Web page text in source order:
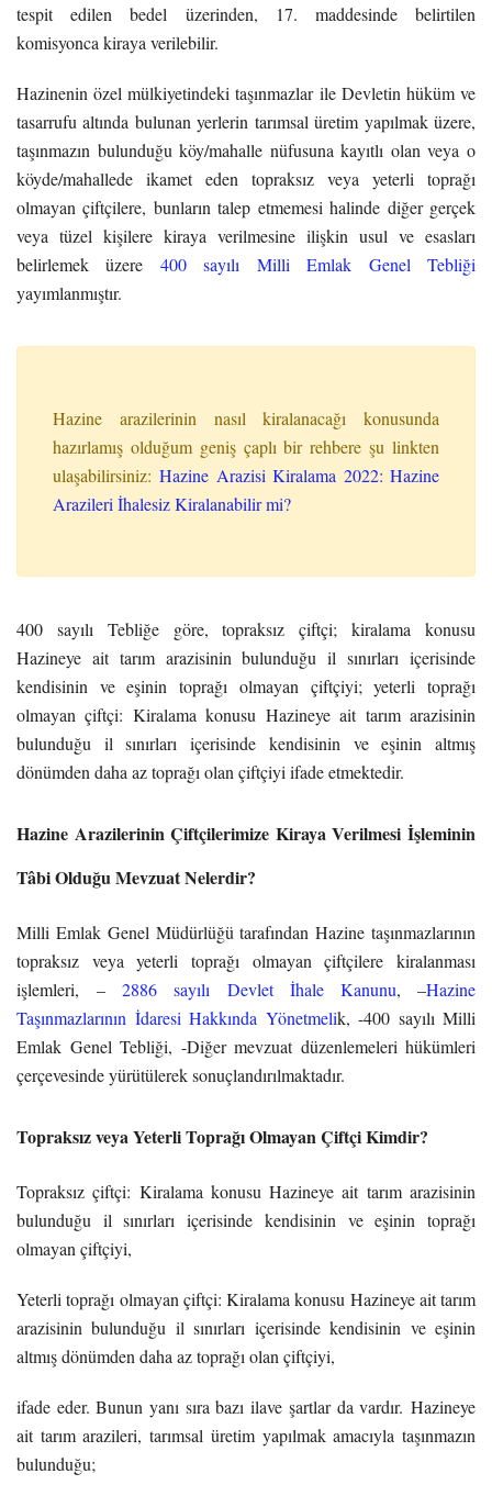
tespit edilen bedel üzerinden, 17. maddesinde belirtilen
komisyonca kiraya verilebilir.
Hazinenin özel mülkiyetindeki taşınmazlar ile Devletin hüküm ve
tasarrufu altında bulunan yerlerin tarımsal üretim yapılmak üzere,
taşınmazın bulunduğu köy/mahalle nüfusuna kayıtlı olan veya o
köyde/mahallede ikamet eden topraksız veya yeterli toprağı
olmayan çiftçilere, bunların talep etmemesi halinde diğer gerçek
veya tüzel kişilere kiraya verilmesine ilişkin usul ve esasları
belirlemek üzere 400 sayılı Milli Emlak Genel Tebliği
yayımlanmıştır.
Hazine arazilerinin nasıl kiralanacağı konusunda
hazırlamış olduğum geniş çaplı bir rehbere şu linkten
ulaşabilirsiniz:Hazine Arazisi Kiralama 2022: Hazine
Arazileri İhalesiz Kiralanabilir mi?
400 sayılı Tebliğe göre, topraksız çiftçi; kiralama konusu
Hazineye ait tarım arazisinin bulunduğu il sınırları içerisinde
kendisinin ve eşinin toprağı olmayan çiftçiyi; yeterli toprağı
olmayan çiftçi: Kiralama konusu Hazineye ait tarım arazisinin
bulunduğu il sınırları içerisinde kendisinin ve eşinin altmış
dönümden daha az toprağı olan çiftçiyi ifade etmektedir.
Hazine Arazilerinin Çiftçilerimize Kiraya Verilmesi İşleminin
Tâbi Olduğu Mevzuat Nelerdir?
Milli Emlak Genel Müdürlüğü tarafından Hazine taşınmazlarının
topraksız veya yeterli toprağı olmayan çiftçilere kiralanması
işlemleri, –2886 sayılı Devlet İhale Kanunu, –Hazine
Taşınmazlarının İdaresi Hakkında Yönetmelik, -400 sayılı Milli
Emlak Genel Tebliği, -Diğer mevzuat düzenlemeleri hükümleri
çerçevesinde yürütülerek sonuçlandırılmaktadır.
Topraksız veya Yeterli Toprağı Olmayan Çiftçi Kimdir?
Topraksız çiftçi: Kiralama konusu Hazineye ait tarım arazisinin
bulunduğu il sınırları içerisinde kendisinin ve eşinin toprağı
olmayan çiftçiyi,
Yeterli toprağı olmayan çiftçi: Kiralama konusu Hazineye ait tarım
arazisinin bulunduğu il sınırları içerisinde kendisinin ve eşinin
altmış dönümden daha az toprağı olan çiftçiyi,
ifade eder. Bunun yanı sıra bazı ilave şartlar da vardır. Hazineye
ait tarım arazileri, tarımsal üretim yapılmak amacıyla taşınmazın
bulunduğu;